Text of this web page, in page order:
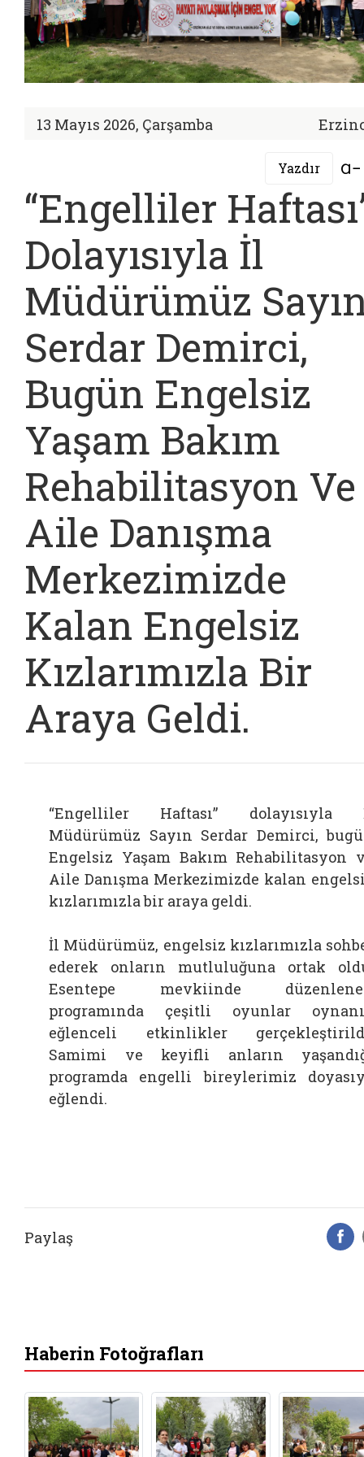
13 Mayıs 2026, Çarşamba
Yazdır
“Engelliler
Dolayısıyla İl
Müdürümüz
Serdar Demirci,
Bugün Engelsiz
Yaşam Bakım
Rehabilitasyon Ve
Aile Danışma
Merkezimizde
Kalan Engelsiz
Kızlarımızla Bir
Araya Geldi.
“Engelliler Haftası” dolayısıyla
Müdürümüz Sayın Serdar Demirci,
Engelsiz Yaşam Bakım Rehabilitasyon
Aile Danışma Merkezimizde kalan
kızlarımızla bir araya geldi.
İl Müdürümüz, engelsiz kızlarımızla
ederek onların mutluluğuna ortak
Esentepe mevkiinde
programında çeşitli oyunlar
eğlenceli etkinlikler
Samimi ve keyifli anların
programda engelli bireylerimiz
eğlendi.
Paylaş
Haberin Fotoğrafları